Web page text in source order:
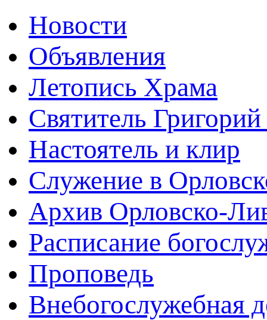
Новости
Объявления
Летопись Храма
Святитель
Настоятель и клир
Служение в
Архив Орловско-
Расписание
Проповедь
Внебогослужебная